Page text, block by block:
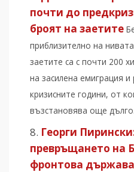
почти до
броят на заетите
приблизително на
заетите са с почти 200
на засилена емиграция
кризисните години, от
възстановява още
Георги
превръщането на
фронтова